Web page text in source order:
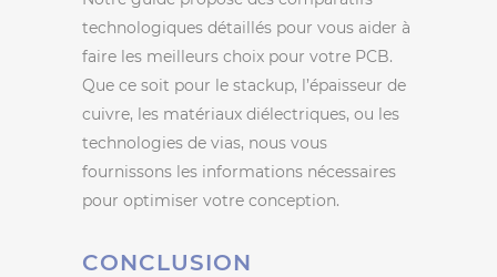
technologiques détaillés pour vous aider à
faire les meilleurs choix pour votre PCB.
Que ce soit pour le stackup, l’épaisseur de
cuivre, les matériaux diélectriques, ou les
technologies de vias, nous vous
fournissons les informations nécessaires
pour optimiser votre conception.
CONCLUSION